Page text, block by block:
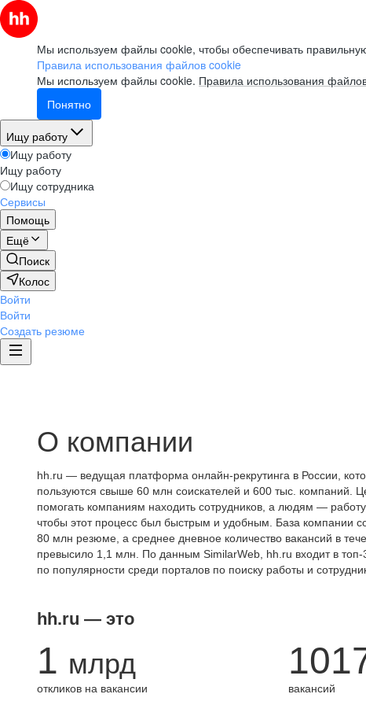
Мы используем файлы cookie, чтобы обеспечивать
Правила использования файлов cookie
Мы используем файлы cookie. Правила использования
Понятно
Ищу работу
Ищу работу
Ищу работу
Ищу сотрудника
Сервисы
Помощь
Ещё
Поиск
Колос
Войти
Войти
Создать резюме
О компании
hh.ru — ведущая платформа онлайн-рекрутинга в России,
пользуются свыше 60 млн соискателей и 600 тыс. компаний.
помогать компаниям находить сотрудников, а людям — работу,
чтобы этот процесс был быстрым и удобным. База компании
80 млн резюме, а среднее дневное количество вакансий в
превысило 1,1 млн. По данным SimilarWeb, hh.ru входит в
по популярности среди порталов по поиску работы и
hh.ru — это
1 млрд
откликов на вакансии вакансий